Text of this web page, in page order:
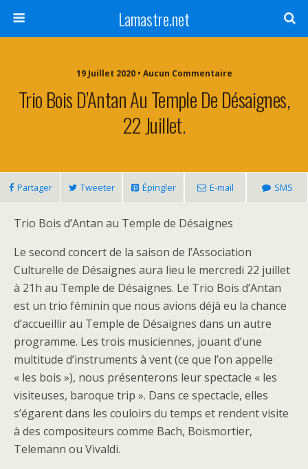
Lamastre.net
19 Juillet 2020 • Aucun Commentaire
Trio Bois D’Antan Au Temple De Désaignes,
22 Juillet.
Partager Tweeter Épingler E-mail SMS
Trio Bois d’Antan au Temple de Désaignes
Le second concert de la saison de l’Association
Culturelle de Désaignes aura lieu le mercredi 22 juillet
à 21h au Temple de Désaignes. Le Trio Bois d’Antan
est un trio féminin que nous avions déjà eu la chance
d’accueillir au Temple de Désaignes dans un autre
programme. Les trois musiciennes, jouant d’une
multitude d’instruments à vent (ce que l’on appelle
« les bois »), nous présenterons leur spectacle « les
visiteuses, baroque trip ». Dans ce spectacle, elles
s’égarent dans les couloirs du temps et rendent visite
à des compositeurs comme Bach, Boismortier,
Telemann ou Vivaldi.